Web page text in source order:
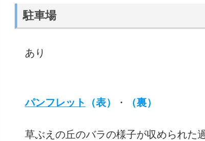
駐車場
あり
パンフレット （表） ・ （裏）
草ぶえの丘のバラの様子が収められた